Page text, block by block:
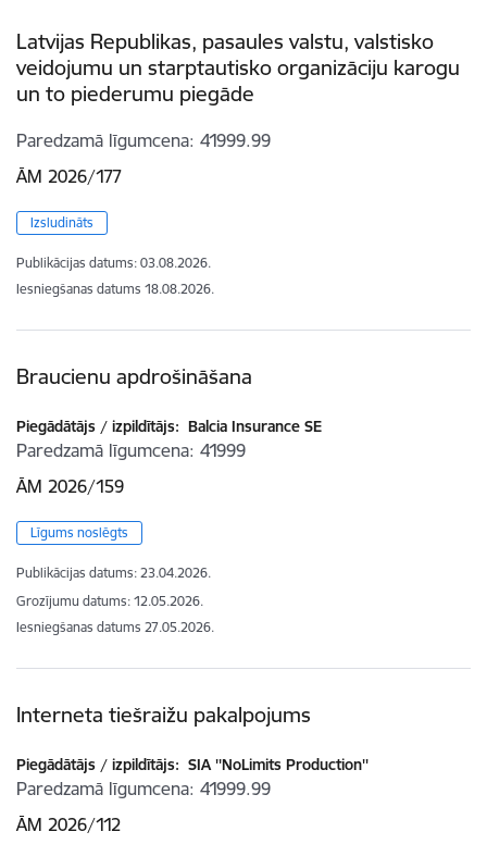
Latvijas Republikas, pasaules valstu, valstisko
veidojumu un starptautisko organizāciju karogu
un to piederumu piegāde
Paredzamā līgumcena 41999.99
ĀM 2026/177
Izsludināts
Publikācijas datums: 03.08.2026.
Iesniegšanas datums 18.08.2026.
Braucienu apdrošināšana
Piegādātājs / izpildītājs: Balcia Insurance SE
Paredzamā līgumcena 41999
ĀM 2026/159
Līgums noslēgts
Publikācijas datums: 23.04.2026.
Grozījumu datums: 12.05.2026.
Iesniegšanas datums 27.05.2026.
Interneta tiešraižu pakalpojums
Piegādātājs / izpildītājs: SIA ''NoLimits Production''
Paredzamā līgumcena 41999.99
ĀM 2026/112